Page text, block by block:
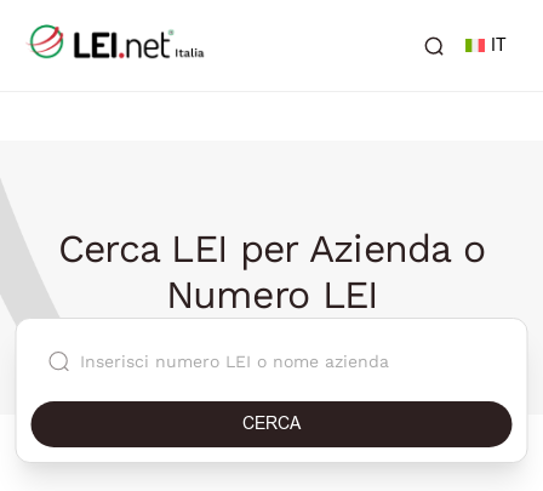
IT
Cerca LEI per Azienda o
Numero LEI
CERCA